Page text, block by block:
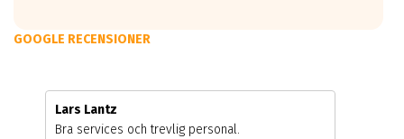
GOOGLE RECENSIONER
Lars Lantz
Bra services och trevlig personal.